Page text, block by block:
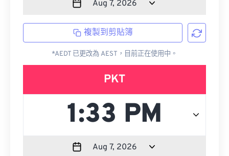
複製到剪貼簿
*AEDT 已更改為 AEST，目前正在使用中。
PKT